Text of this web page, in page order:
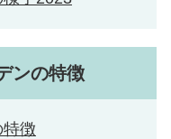
ンの特徴
徴